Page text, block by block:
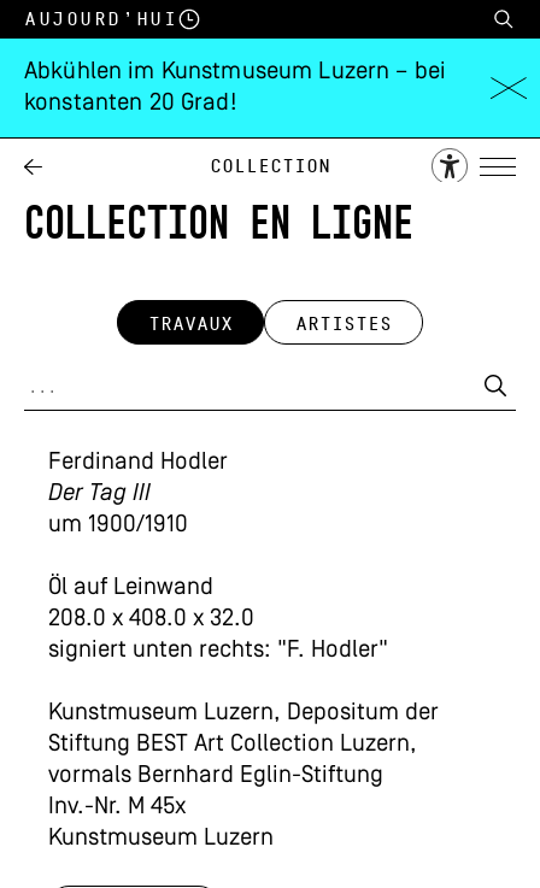
Aujourd’hui
Abkühlen im Kunstmuseum Luzern – bei
konstanten 20 Grad!
Collection
COLLECTION EN LIGNE
TRAVAUX ARTISTES
Ferdinand Hodler
Der Tag III
um 1900/1910
Öl auf Leinwand
208.0 x 408.0 x 32.0
signiert unten rechts: "F. Hodler"
Kunstmuseum Luzern, Depositum der
Stiftung BEST Art Collection Luzern,
vormals Bernhard Eglin-Stiftung
Inv.-Nr. M 45x
Kunstmuseum Luzern